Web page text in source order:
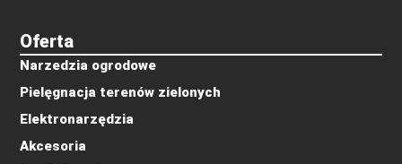
Oferta
Narzedzia ogrodowe
Pielęgnacja terenów zielonych
Elektronarzędzia
Akcesoria